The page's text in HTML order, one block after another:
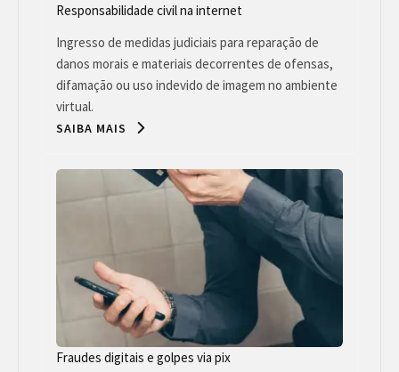
Responsabilidade civil na internet
Ingresso de medidas judiciais para reparação de
danos morais e materiais decorrentes de ofensas,
difamação ou uso indevido de imagem no ambiente
virtual.
SAIBA MAIS
Fraudes digitais e golpes via pix